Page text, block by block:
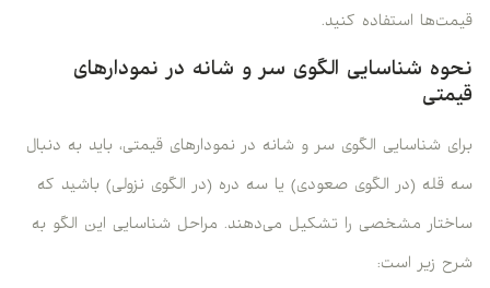
قیمت‌ها استفاده کنید.
نحوه شناسایی الگوی سر و شانه در نمودارهای
قیمتی
برای شناسایی الگوی سر و شانه در نمودارهای قیمتی، باید به دنبال
سه قله (در الگوی صعودی) یا سه دره (در الگوی نزولی) باشید که
ساختار مشخصی را تشکیل می‌دهند. مراحل شناسایی این الگو به
شرح زیر است: